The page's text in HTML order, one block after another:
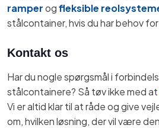
ramperogfleksible
stålcontainer, hvis du har behov
Kontakt os
Har du nogle spørgsmål i
stålcontainere? Så tøv ikke med at
Vi er altid klar til at råde og give
om, hvilken løsning, der vil være